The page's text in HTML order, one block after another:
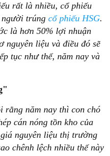
rất là nhiều, cổ phiếu
người trúng cổ phiếu HSG.
là hơn 50% lợi nhuận
nguyên liệu và điều đó sẽ
tục như thế, năm nay và
năm nay thì con chó
cán nóng tồn kho của
nguyên liệu thị trường
chênh lệch nhiều thế này